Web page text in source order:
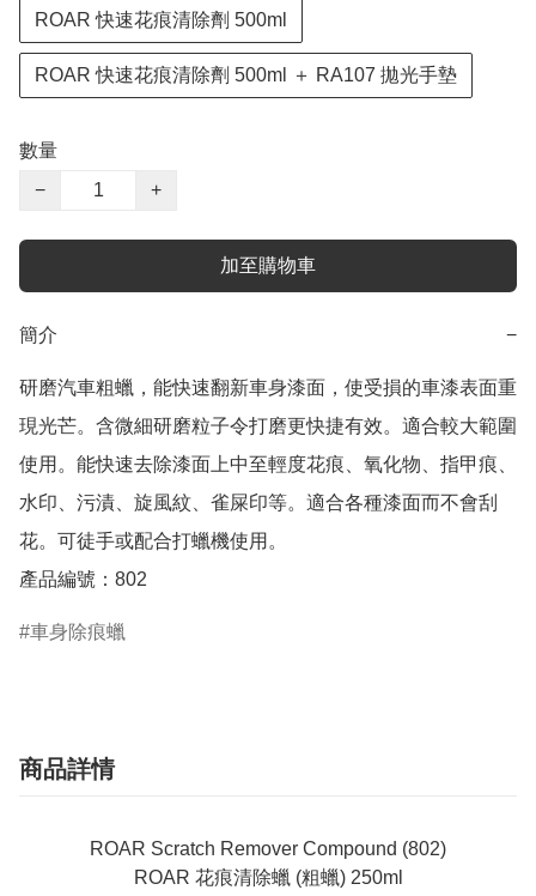
ROAR 快速花痕清除劑 500ml
ROAR 快速花痕清除劑 500ml ＋ RA107 拋光手墊
數量
−
+
加至購物車
簡介 −
研磨汽車粗蠟，能快速翻新車身漆面，使受損的車漆表面重
現光芒。含微細研磨粒子令打磨更快捷有效。適合較大範圍
使用。能快速去除漆面上中至輕度花痕、氧化物、指甲痕、
水印、污漬、旋風紋、雀屎印等。適合各種漆面而不會刮
花。可徒手或配合打蠟機使用。
產品編號：802
車身除痕蠟
商品詳情
ROAR Scratch Remover Compound (802)
ROAR 花痕清除蠟 (粗蠟) 250ml